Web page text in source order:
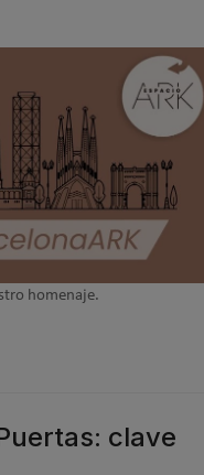
homenaje.
clave